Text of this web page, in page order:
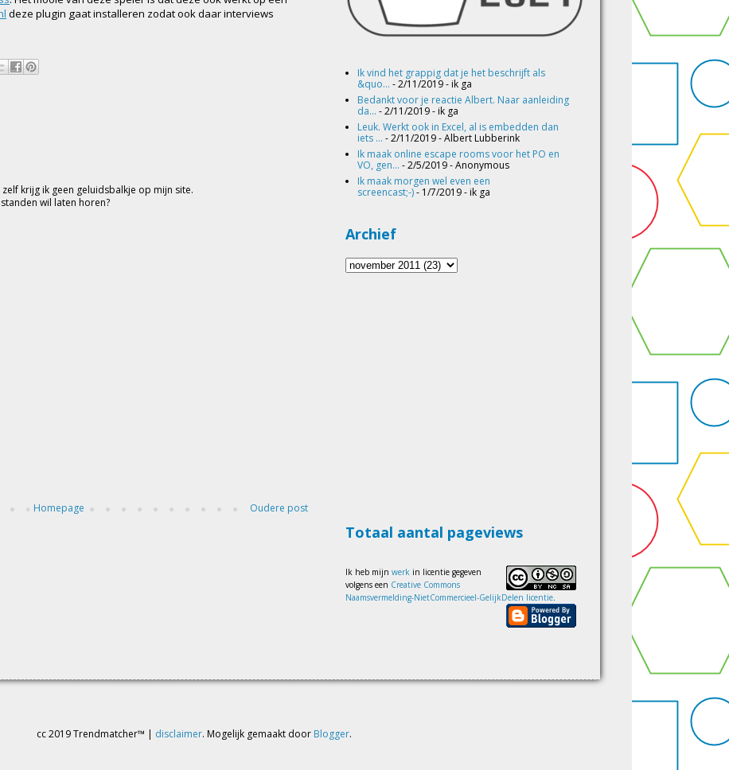
deze plugin gaat installeren zodat ook daar interviews
krijg ik geen geluidsbalkje op mijn site.
wil laten horen?
Oudere post
Homepage
Ik vind het grappig dat je het beschrijft als
&quo... - 2/11/2019- ik ga
Bedankt voor je reactie Albert. Naar aanleiding
da... - 2/11/2019- ik ga
Leuk. Werkt ook in Excel, al is embedden dan
iets ... - 2/11/2019- Albert Lubberink
Ik maak online escape rooms voor het PO en
VO, gen... - 2/5/2019- Anonymous
Ik maak morgen wel even een
screencast;-)- 1/7/2019- ik ga
Archief
Totaal aantal pageviews
Ik heb mijn werk in licentie gegeven
volgens een Creative Commons
Naamsvermelding-NietCommercieel-GelijkDelen licentie
cc 2019 Trendmatcher™ | disclaimer. Mogelijk gemaakt door Blogger.